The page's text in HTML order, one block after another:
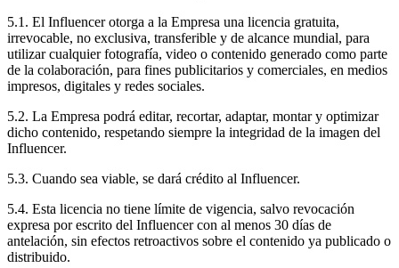
5.1. El Influencer otorga a la Empresa una licencia gratuita,
irrevocable, no exclusiva, transferible y de alcance mundial, para
utilizar cualquier fotografía, video o contenido generado como parte
de la colaboración, para fines publicitarios y comerciales, en medios
impresos, digitales y redes sociales.
5.2. La Empresa podrá editar, recortar, adaptar, montar y optimizar
dicho contenido, respetando siempre la integridad de la imagen del
Influencer.
5.3. Cuando sea viable, se dará crédito al Influencer.
5.4. Esta licencia no tiene límite de vigencia, salvo revocación
expresa por escrito del Influencer con al menos 30 días de
antelación, sin efectos retroactivos sobre el contenido ya publicado o
distribuido.